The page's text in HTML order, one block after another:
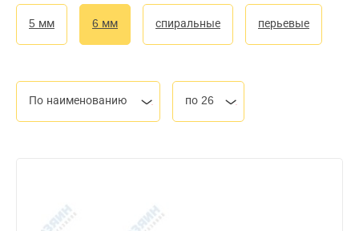
5 мм 6 мм спиральные перьевые
По наименованию по 26